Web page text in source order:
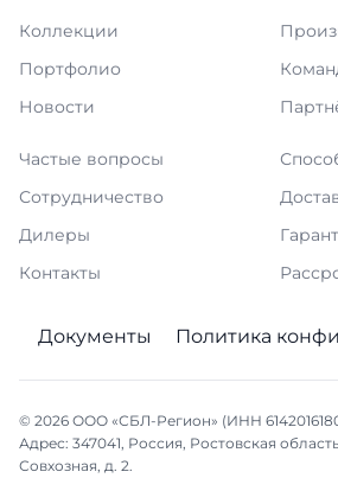
Коллекции
Портфолио
Новости
Частые вопросы
Сотрудничество
Дилеры
Контакты
Документы Политика
© 2026 ООО «СБЛ-Регион» (ИНН
Адрес: 347041, Россия, Ростовская
Совхозная, д. 2.